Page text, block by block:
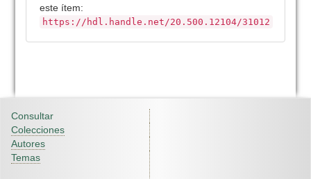
este ítem:
https://hdl.handle.net/20.500.12104/31012
Consultar
Colecciones
Autores
Temas